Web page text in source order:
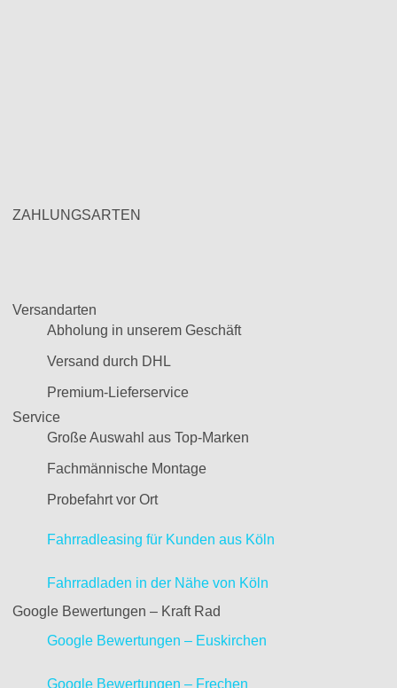
ZAHLUNGSARTEN
Versandarten
Abholung in unserem Geschäft
Versand durch DHL
Premium-Lieferservice
Service
Große Auswahl aus Top-Marken
Fachmännische Montage
Probefahrt vor Ort
Fahrradleasing für Kunden aus Köln
Fahrradladen in der Nähe von Köln
Google Bewertungen – Kraft Rad
Google Bewertungen – Euskirchen
Google Bewertungen – Frechen